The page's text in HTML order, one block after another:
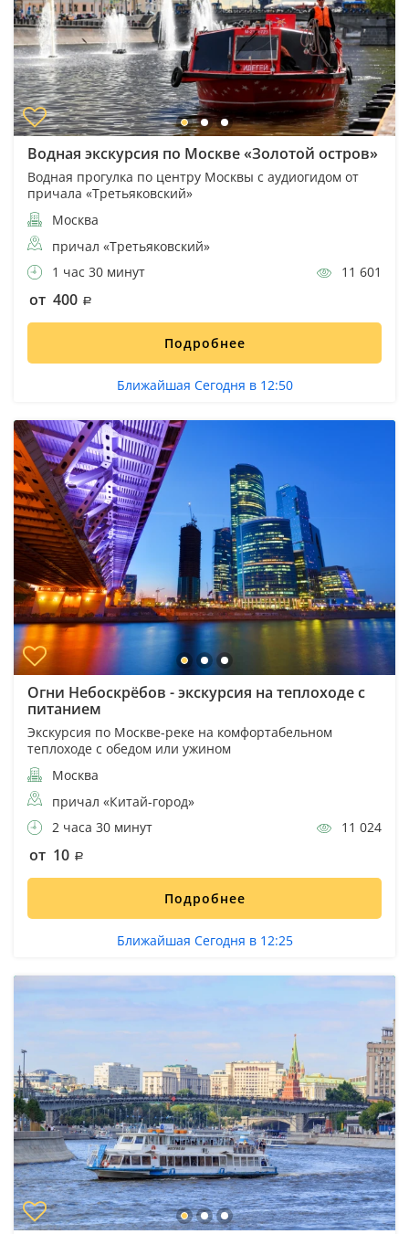
Водная экскурсия по Москве «Золотой остров»
Водная прогулка по центру Москвы с аудиогидом от
причала «Третьяковский»
Москва
причал «Третьяковский»
1 час 30 минут
11 601
от 400
Подробнее
Ближайшая Сегодня в 12:50
Огни Небоскрёбов - экскурсия на теплоходе с
питанием
Экскурсия по Москве-реке на комфортабельном
теплоходе с обедом или ужином
Москва
причал «Китай-город»
2 часа 30 минут
11 024
от 10
Подробнее
Ближайшая Сегодня в 12:25